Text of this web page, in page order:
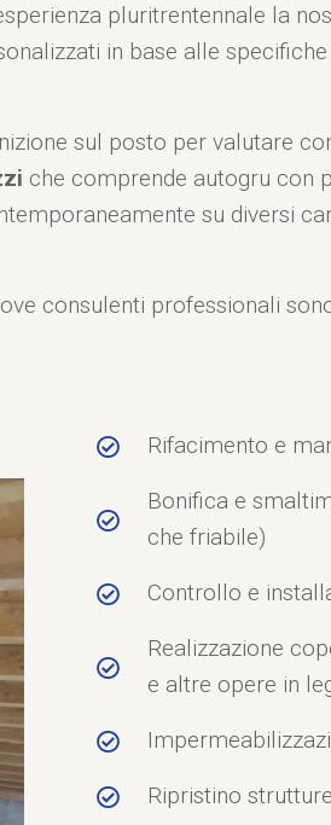
pluritrentennale la
in base alle
sul posto per valutare
che comprende autogru con
su diversi
consulenti professionali
Rifacimento e
Bonifica e
che friabile)
Controllo e
Realizzazione
e altre opere in
Ripristino